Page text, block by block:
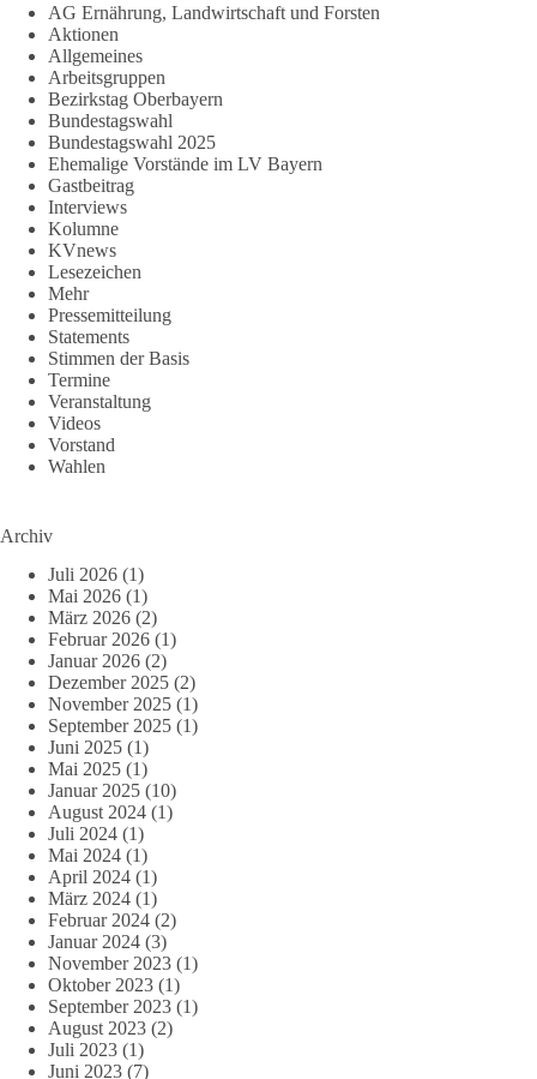
AG Ernährung, Landwirtschaft und Forsten
Aktionen
Allgemeines
Arbeitsgruppen
Bezirkstag Oberbayern
Bundestagswahl
Bundestagswahl 2025
Ehemalige Vorstände im LV Bayern
Gastbeitrag
Interviews
Kolumne
KVnews
Lesezeichen
Mehr
Pressemitteilung
Statements
Stimmen der Basis
Termine
Veranstaltung
Videos
Vorstand
Wahlen
Archiv
Juli 2026 (1)
Mai 2026 (1)
März 2026 (2)
Februar 2026 (1)
Januar 2026 (2)
Dezember 2025 (2)
November 2025 (1)
September 2025 (1)
Juni 2025 (1)
Mai 2025 (1)
Januar 2025 (10)
August 2024 (1)
Juli 2024 (1)
Mai 2024 (1)
April 2024 (1)
März 2024 (1)
Februar 2024 (2)
Januar 2024 (3)
November 2023 (1)
Oktober 2023 (1)
September 2023 (1)
August 2023 (2)
Juli 2023 (1)
Juni 2023 (7)